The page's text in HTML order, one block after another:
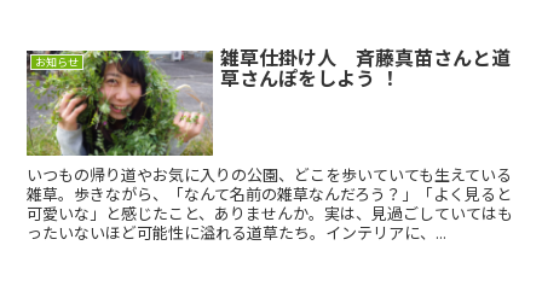
お知らせ 雑草仕掛け人 斉藤真苗さんと道
草さんぽをしよう ！
いつもの帰り道やお気に入りの公園、どこを歩いていても生えている
雑草。歩きながら、「なんて名前の雑草なんだろう？」「よく見ると
可愛いな」と感じたこと、ありませんか。実は、見過ごしていてはも
ったいないほど可能性に溢れる道草たち。インテリアに、...